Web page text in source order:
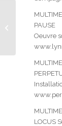
PAUSE
Oeuvre
LOCUS
Festival